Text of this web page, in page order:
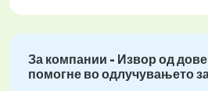
За компании - Извор од
помогне во одлучувањето